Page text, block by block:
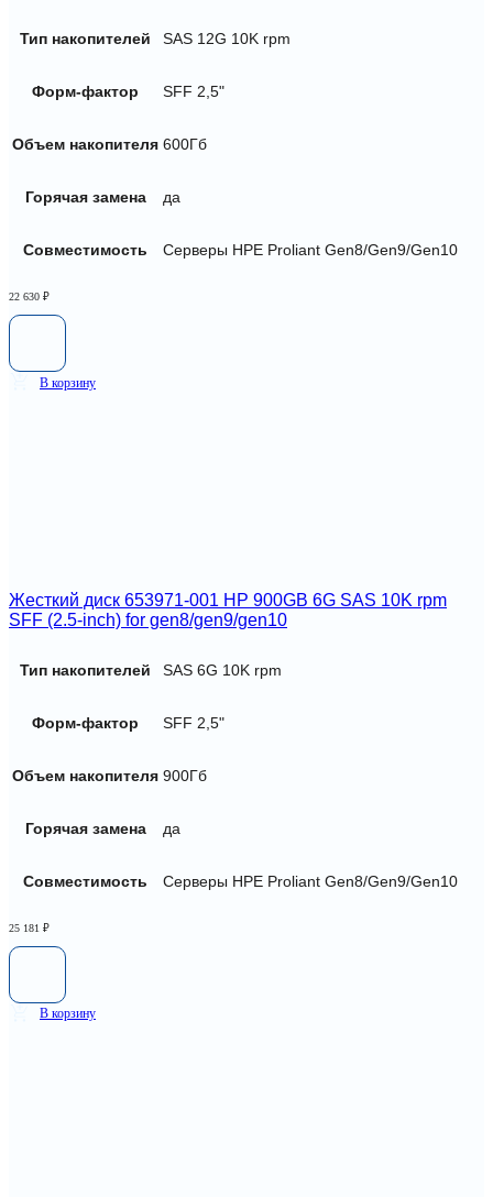
Тип накопителей SAS 12G 10K rpm
Форм-фактор SFF 2,5"
Объем накопителя 600Гб
Горячая замена да
Совместимость Серверы HPE Proliant Gen8/Gen9/Gen10
22 630 ₽
В корзину
Жесткий диск 653971-001 HP 900GB 6G SAS 10K rpm
SFF (2.5-inch) for gen8/gen9/gen10
Тип накопителей SAS 6G 10K rpm
Форм-фактор SFF 2,5"
Объем накопителя 900Гб
Горячая замена да
Совместимость Серверы HPE Proliant Gen8/Gen9/Gen10
25 181 ₽
В корзину